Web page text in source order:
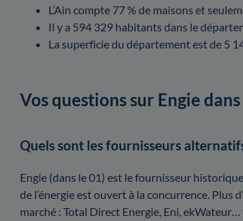
L’Ain compte 77 % de maisons et
Il y a 594 329 habitants dans le
La superficie du département est de 5
Vos questions sur Engie dans
Quels sont les fournisseurs
Engie (dans le 01) est le fournisseur
de l’énergie est ouvert à la concurrence. Plus
marché : Total Direct Energie, Eni,